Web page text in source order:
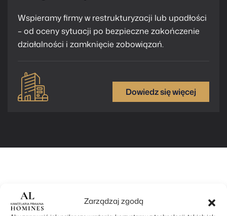
Zarządzaj zgodą
Wspieramy firmy w restrukturyzacji lub upadłości
– od oceny sytuacji po bezpieczne zakończenie
działalności i zamknięcie zobowiązań.
Dowiedz się więcej
Jak działamy